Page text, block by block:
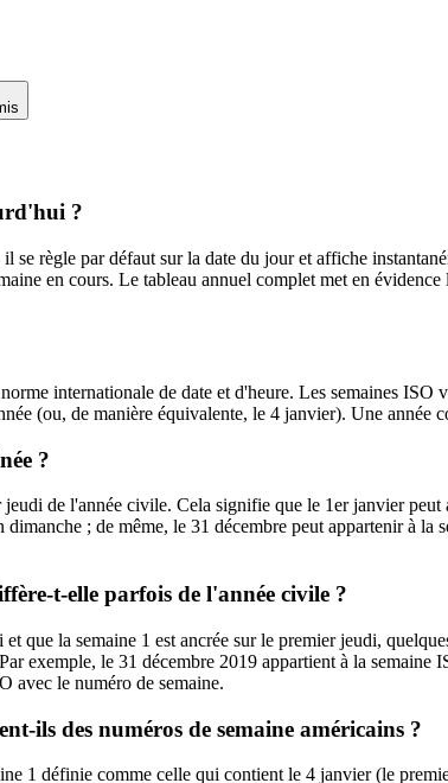
?
se règle par défaut sur la date du jour et affiche
en cours. Le tableau annuel complet met en
internationale de date et d'heure. Les semaines ISO
(ou, de manière équivalente, le 4 janvier). Une année
?
de l'année civile. Cela signifie que le 1er janvier peut
; de même, le 31 décembre peut appartenir à la
t-elle parfois de l'année civile ?
que la semaine 1 est ancrée sur le premier jeudi,
exemple, le 31 décembre 2019 appartient à la semaine
avec le numéro de semaine.
ils des numéros de semaine américains ?
1 définie comme celle qui contient le 4 janvier (le